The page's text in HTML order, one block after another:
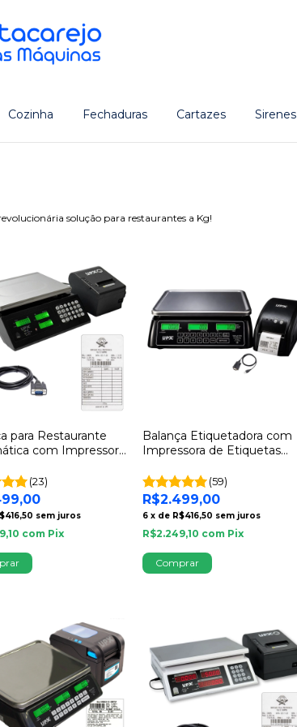
Cozinha Fechaduras Cartazes Sirenes
solução para restaurantes a Kg!
para Restaurante
com Impressor
(23)
sem juros
com Pix
Balança Etiquetadora com
Impressora de Etiquetas
Inmetro
(59)
R$2.499,00
6 x de R$416,50 sem juros
R$2.249,10 com Pix